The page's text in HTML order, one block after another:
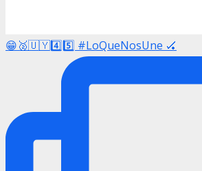
😁🥈🇺🇾4️⃣5️⃣ #LoQueNosUne 🏑